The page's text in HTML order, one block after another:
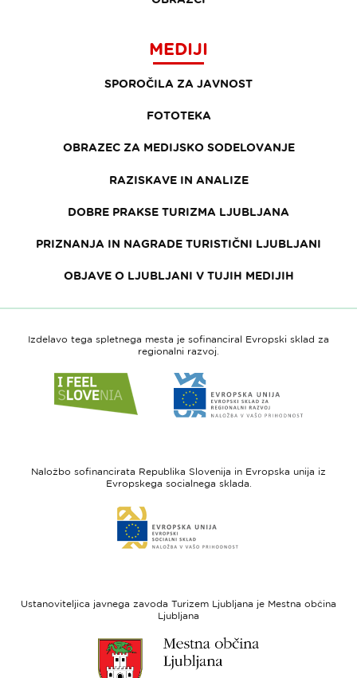
MEDIJI
SPOROČILA ZA JAVNOST
FOTOTEKA
OBRAZEC ZA MEDIJSKO SODELOVANJE
RAZISKAVE IN ANALIZE
DOBRE PRAKSE TURIZMA LJUBLJANA
PRIZNANJA IN NAGRADE TURISTIČNI LJUBLJANI
OBJAVE O LJUBLJANI V TUJIH MEDIJIH
Izdelavo tega spletnega mesta je sofinanciral Evropski sklad za
regionalni razvoj.
do
spletne
Slovenia
do
spletne
-
regionalni
Naložbo sofinancirata Republika Slovenija in Evropska unija iz
Evropskega socialnega sklada.
do
spletne
sklad
Ustanoviteljica javnega zavoda Turizem Ljubljana je Mestna občina
Ljubljana